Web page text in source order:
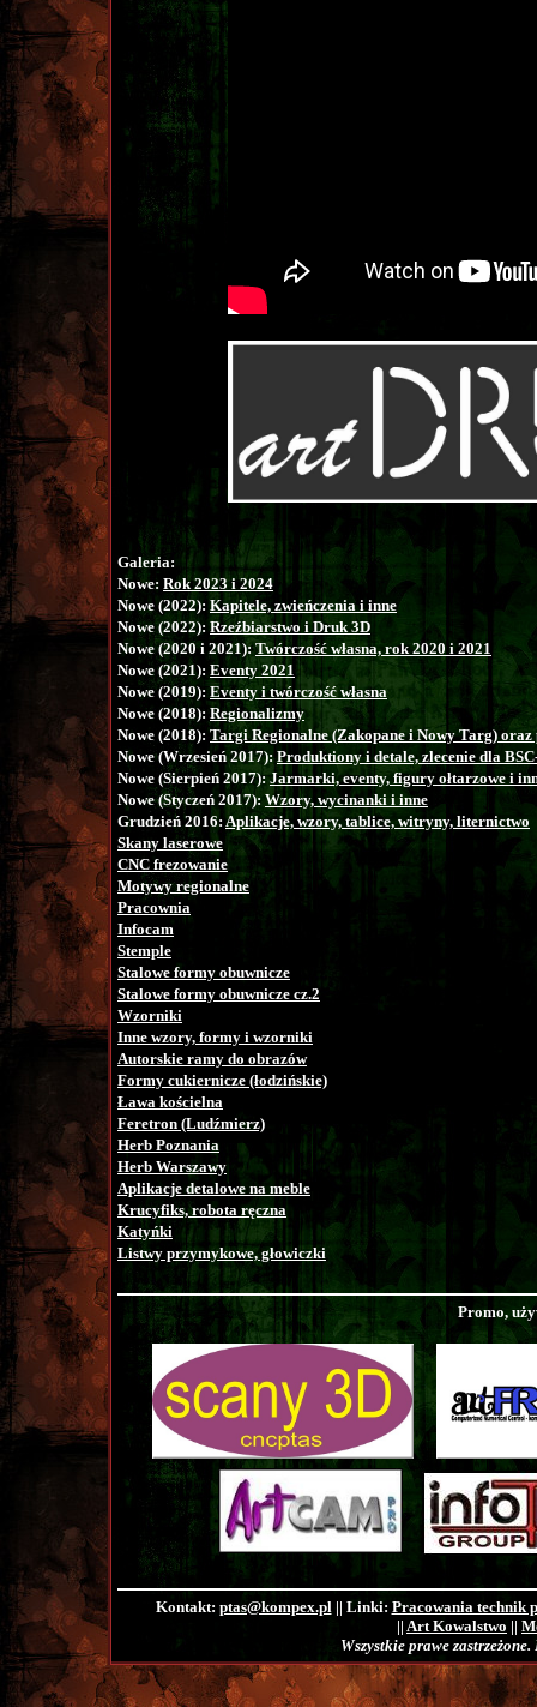
Galeria:
Nowe: Rok 2023 i 2024
Nowe (2022): Kapitele, zwieńczenia i inne
Nowe (2022): Rzeźbiarstwo i Druk 3D
Nowe (2020 i 2021): Twórczość własna, rok 2020 i 2021
Nowe (2021): Eventy 2021
Nowe (2019): Eventy i twórczość własna
Nowe (2018): Regionalizmy
Nowe (2018): Targi Regionalne (Zakopane i Nowy Targ) oraz
Nowe (Wrzesień 2017): Produktiony i detale, zlecenie dla
Nowe (Sierpień 2017): Jarmarki, eventy, figury ołtarzowe i
Nowe (Styczeń 2017): Wzory, wycinanki i inne
Grudzień 2016: Aplikacje, wzory, tablice, witryny, liternictwo
Skany laserowe
CNC frezowanie
Motywy regionalne
Pracownia
Infocam
Stemple
Stalowe formy obuwnicze
Stalowe formy obuwnicze cz.2
Wzorniki
Inne wzory, formy i wzorniki
Autorskie ramy do obrazów
Formy cukiernicze (łodzińskie)
Ława kościelna
Feretron (Ludźmierz)
Herb Poznania
Herb Warszawy
Aplikacje detalowe na meble
Krucyfiks, robota ręczna
Katyńki
Listwy przymykowe, głowiczki
Promo,
Kontakt: ptas@kompex.pl|| Linki: Pracowania technik
|| Art Kowalstwo ||
Wszystkie prawe